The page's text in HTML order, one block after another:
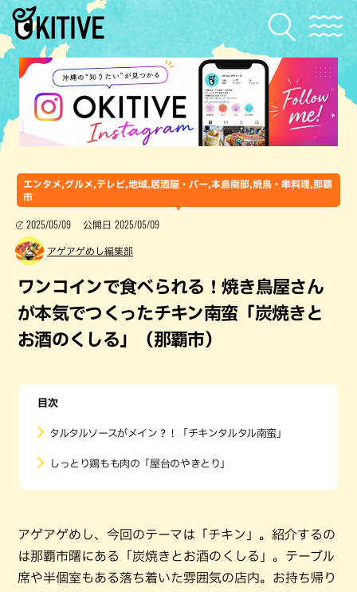
エンタメ,グルメ,テレビ,地域,居酒屋・バー,本島南部,焼鳥・串料理,那覇
市
2025/05/09 公開日 2025/05/09
アゲアゲめし編集部
ワンコインで食べられる！焼き鳥屋さん
が本気でつくったチキン南蛮「炭焼きと
お酒のくしる」（那覇市）
目次
タルタルソースがメイン？！「チキンタルタル南蛮」
しっとり鶏もも肉の「屋台のやきとり」
アゲアゲめし、今回のテーマは「チキン」。紹介するの
は那覇市曙にある「炭焼きとお酒のくしる」。テーブル
席や半個室もある落ち着いた雰囲気の店内。お持ち帰り